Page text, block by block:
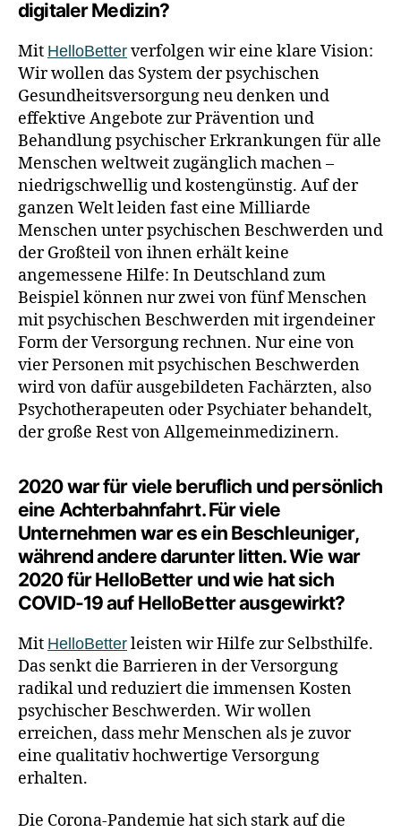
digitaler Medizin?
Mit HelloBetter verfolgen wir eine klare Vision:
Wir wollen das System der psychischen
Gesundheitsversorgung neu denken und
effektive Angebote zur Prävention und
Behandlung psychischer Erkrankungen für alle
Menschen weltweit zugänglich machen –
niedrigschwellig und kostengünstig. Auf der
ganzen Welt leiden fast eine Milliarde
Menschen unter psychischen Beschwerden und
der Großteil von ihnen erhält keine
angemessene Hilfe: In Deutschland zum
Beispiel können nur zwei von fünf Menschen
mit psychischen Beschwerden mit irgendeiner
Form der Versorgung rechnen. Nur eine von
vier Personen mit psychischen Beschwerden
wird von dafür ausgebildeten Fachärzten, also
Psychotherapeuten oder Psychiater behandelt,
der große Rest von Allgemeinmedizinern.
2020 war für viele beruflich und persönlich
eine Achterbahnfahrt. Für viele
Unternehmen war es ein Beschleuniger,
während andere darunter litten. Wie war
2020 für HelloBetter und wie hat sich
COVID-19 auf HelloBetter ausgewirkt?
Mit HelloBetter leisten wir Hilfe zur Selbsthilfe.
Das senkt die Barrieren in der Versorgung
radikal und reduziert die immensen Kosten
psychischer Beschwerden. Wir wollen
erreichen, dass mehr Menschen als je zuvor
eine qualitativ hochwertige Versorgung
erhalten.
Die Corona-Pandemie hat sich stark auf die